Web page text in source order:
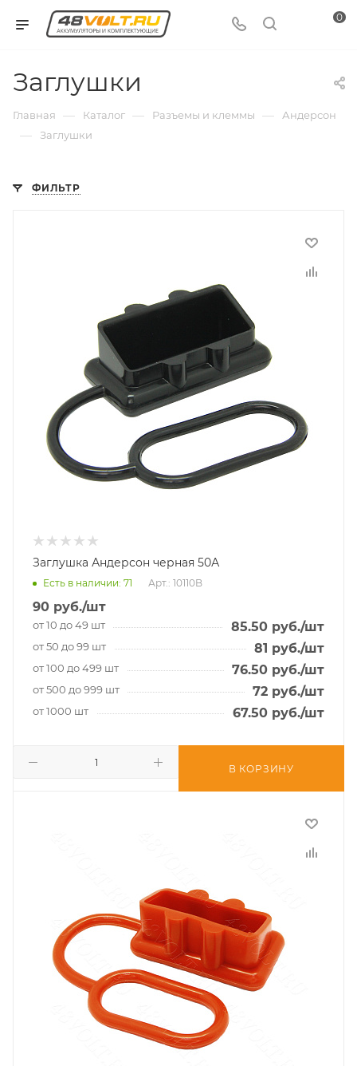
0
Заглушки
Главная — Каталог — Разъемы и клеммы — Андерсон
— Заглушки
ФИЛЬТР
Заглушка Андерсон черная 50А
Есть в наличии: 71 Арт.: 10110B
90 руб./шт
от 10 до 49 шт 85.50 руб./шт
от 50 до 99 шт 81 руб./шт
от 100 до 499 шт 76.50 руб./шт
от 500 до 999 шт 72 руб./шт
от 1000 шт 67.50 руб./шт
В КОРЗИНУ